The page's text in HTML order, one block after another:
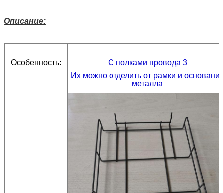
Описание:
Особенность:
С полками провода 3
Их можно отделить от рамки и
металла